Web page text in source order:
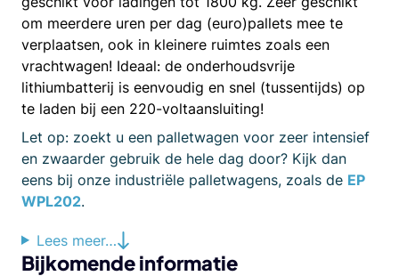
om meerdere uren per dag (euro)pallets mee te
verplaatsen, ook in kleinere ruimtes zoals een
vrachtwagen! Ideaal: de onderhoudsvrije
lithiumbatterij is eenvoudig en snel (tussentijds) op
te laden bij een 220-voltaansluiting!
Let op: zoekt u een palletwagen voor zeer intensief
en zwaarder gebruik de hele dag door? Kijk dan
eens bij onze industriële palletwagens, zoals de EP
WPL202.
Lees meer…
Bijkomende informatie